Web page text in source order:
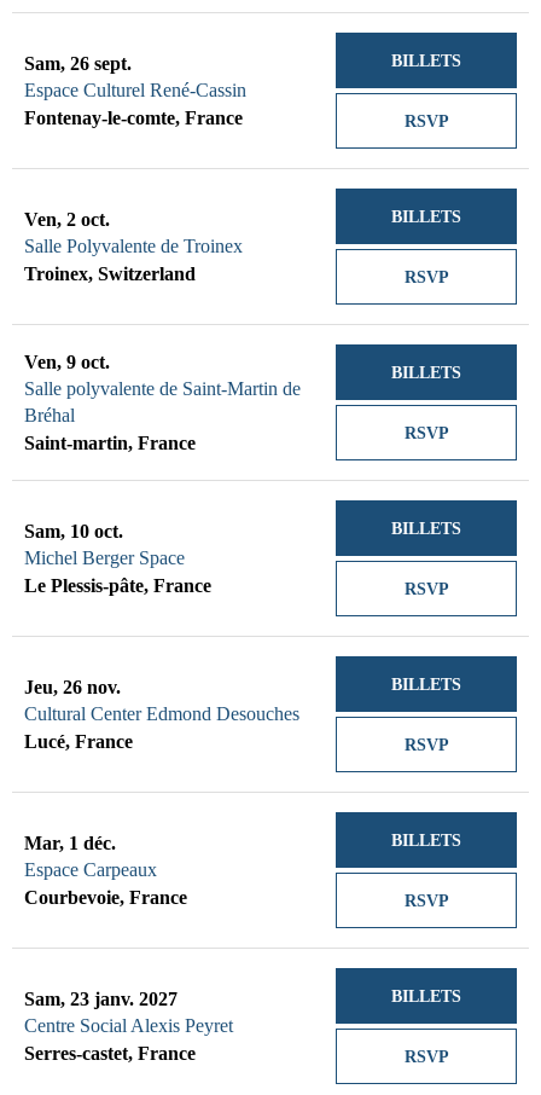
Sam, 26 sept.
Espace Culturel René-Cassin
Fontenay-le-comte, France
RSVP
BILLETS
Ven, 2 oct.
Salle Polyvalente de Troinex
Troinex, Switzerland
RSVP
BILLETS
Ven, 9 oct.
Salle polyvalente de Saint-Martin de
Bréhal
Saint-martin, France
RSVP
BILLETS
Sam, 10 oct.
Michel Berger Space
Le Plessis-pâte, France
RSVP
BILLETS
Jeu, 26 nov.
Cultural Center Edmond Desouches
Lucé, France
RSVP
BILLETS
Mar, 1 déc.
Espace Carpeaux
Courbevoie, France
RSVP
BILLETS
Sam, 23 janv. 2027
Centre Social Alexis Peyret
Serres-castet, France
RSVP
BILLETS